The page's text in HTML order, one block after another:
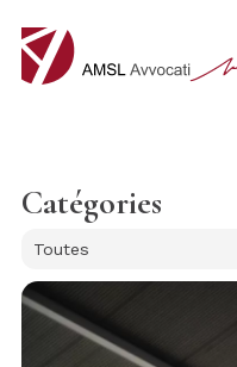
Catégories
Toutes